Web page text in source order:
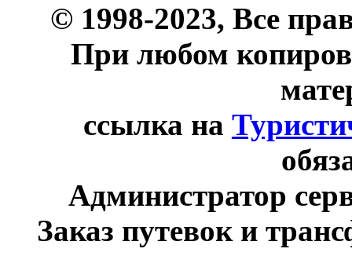
© 1998-2023, Все
При любом
ссылка на
Администратор
Заказ путевок и